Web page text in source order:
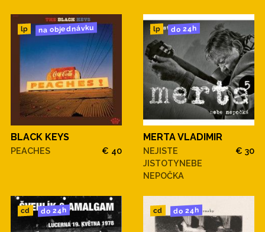
lp na objednávku
BLACK KEYS
PEACHES € 40
lp do 24h
MERTA VLADIMIR
NEJISTE
JISTOTYNEBE
NEPOČKA
€ 30
cd do 24h cd do 24h